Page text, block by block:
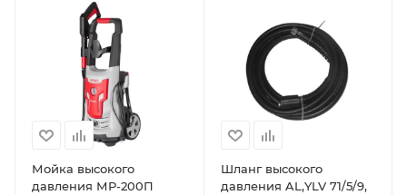
Мойка высокого
давления МР-200П
Шланг высокого
давления AL,YLV 71/5/9,